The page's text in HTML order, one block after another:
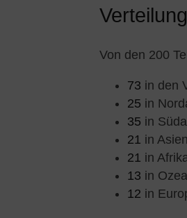
Verteilung
Von den 200
73 in den
25 in
35 in
21 in Asien
21 in
13 in
12 in